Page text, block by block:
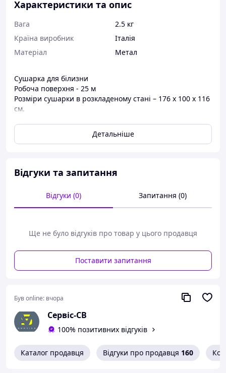
Характеристики та опис
Вага
2.5 кг
Країна виробник
Італія
Матеріал
Метал
Сушарка для білизни
Робоча поверхня - 25 м
Розміри сушарки в розкладеному стані – 176 x 100 x 116
см.
Матеріал: метал (нержавіюча сталь), алюміній, пластик
Детальніше
Відгуки та запитання
Відгуки (0) Запитання (0)
Ще не було відгуків про товар у цього продавця
Поставити запитання
Був online: вчора
Сервіс-СВ
100% позитивних відгуків
Каталог продавця Відгуки про продавця 160